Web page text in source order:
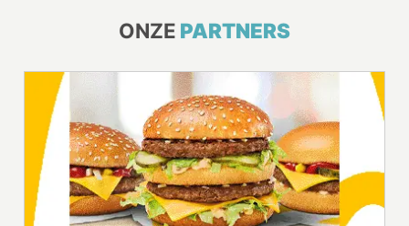
ONZE PARTNERS